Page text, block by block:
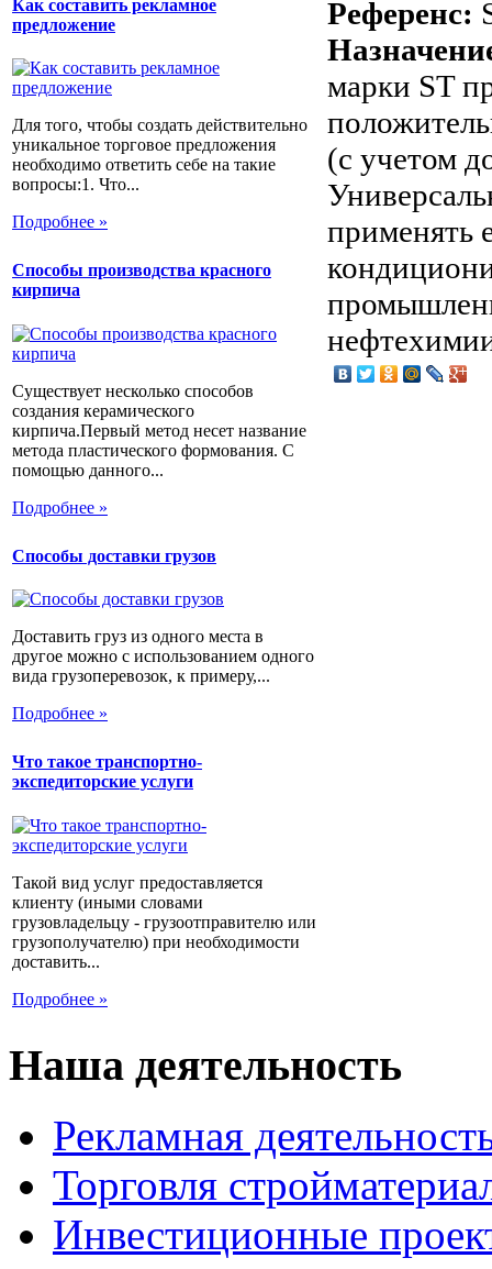
Как составить рекламное
предложение
Для того, чтобы создать действительно
уникальное торговое предложения
необходимо ответить себе на такие
вопросы:1. Что...
Подробнее »
Способы производства красного
кирпича
Существует несколько способов
создания керамического
кирпича.Первый метод несет название
метода пластического формования. С
помощью данного...
Подробнее »
Способы доставки грузов
Доставить груз из одного места в
другое можно с использованием одного
вида грузоперевозок, к примеру,...
Подробнее »
Что такое транспортно-
экспедиторские услуги
Такой вид услуг предоставляется
клиенту (иными словами
грузовладельцу - грузоотправителю или
грузополучателю) при необходимости
доставить...
Подробнее »
Референс:
марки ST
(с учетом
применять
Наша деятельность
Рекламная
Торговля
Инвестиционные